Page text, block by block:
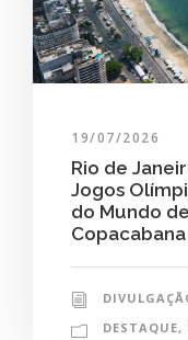
19/07/2026
Rio de
Jogos
do Mundo
Copacabana
DESTAQUE,